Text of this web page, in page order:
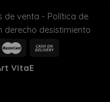
de venta - Política de
derecho desistimiento
VitaE